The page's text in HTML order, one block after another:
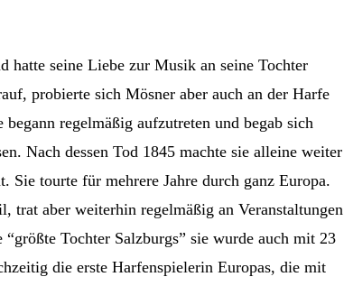
seine Liebe zur Musik an seine Tochter
probierte sich Mösner aber auch an der Harfe
regelmäßig aufzutreten und begab sich
Nach dessen Tod 1845 machte sie alleine weiter
Sie tourte für mehrere Jahre durch ganz Europa.
trat aber weiterhin regelmäßig an Veranstaltungen
Tochter Salzburgs” sie wurde auch mit 23
die erste Harfenspielerin Europas, die mit